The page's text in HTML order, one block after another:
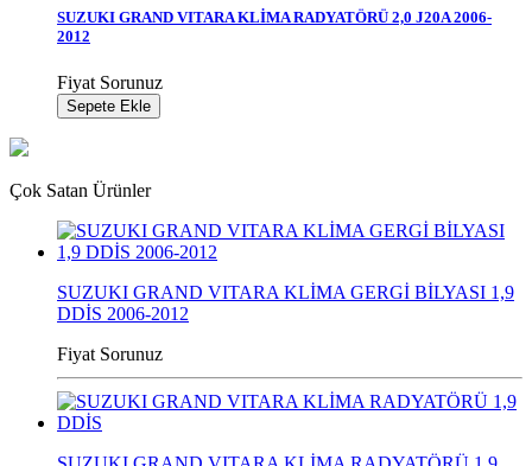
SUZUKI GRAND VITARA KLİMA RADYATÖRÜ 2,0 J20A 2006-
2012
Fiyat Sorunuz
Sepete Ekle
Çok Satan Ürünler
SUZUKI GRAND VITARA KLİMA GERGİ BİLYASI 1,9
DDİS 2006-2012
Fiyat Sorunuz